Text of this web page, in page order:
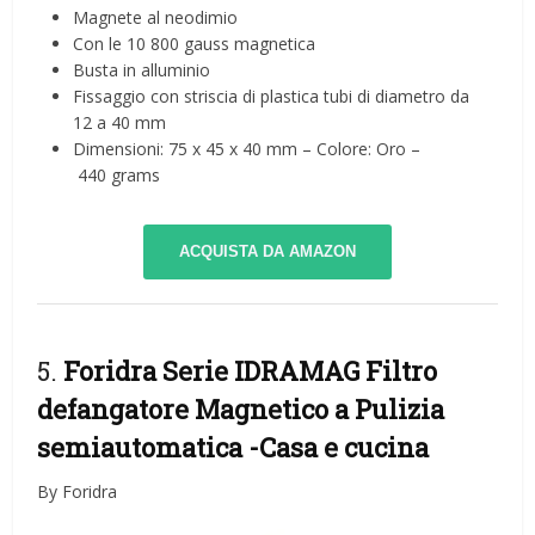
Magnete al neodimio
Con le 10 800 gauss magnetica
Busta in alluminio
Fissaggio con striscia di plastica tubi di diametro da
12 a 40 mm
Dimensioni: 75 x 45 x 40 mm – Colore: Oro –
440 grams
ACQUISTA DA AMAZON
5. Foridra Serie IDRAMAG Filtro
defangatore Magnetico a Pulizia
semiautomatica -Casa e cucina
By Foridra